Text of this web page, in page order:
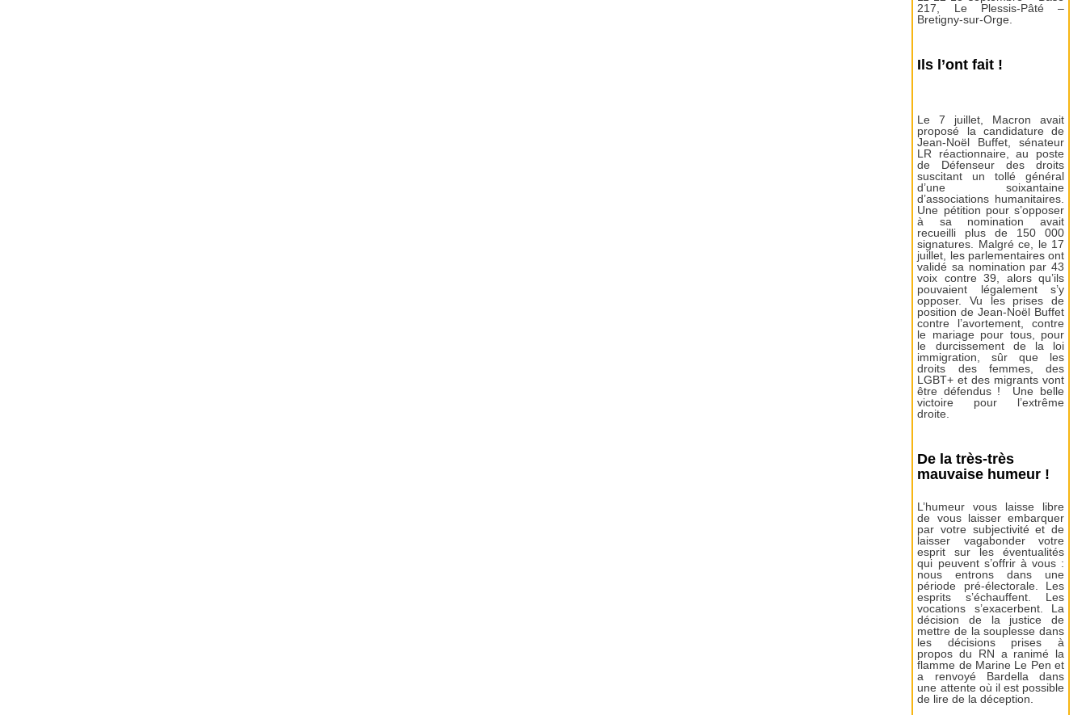
217, Le Plessis-Pâté –
Bretigny-sur-Orge.
Ils l’ont fait !
Le 7 juillet, Macron avait
proposé la candidature de
Jean-Noël Buffet, sénateur
LR réactionnaire, au poste
de Défenseur des droits
suscitant un tollé général
d’une soixantaine
d’associations humanitaires.
Une pétition pour s’opposer
à sa nomination avait
recueilli plus de 150 000
signatures. Malgré ce, le 17
juillet, les parlementaires ont
validé sa nomination par 43
voix contre 39, alors qu’ils
pouvaient légalement s’y
opposer. Vu les prises de
position de Jean-Noël Buffet
contre l’avortement, contre
le mariage pour tous, pour
le durcissement de la loi
immigration, sûr que les
droits des femmes, des
LGBT+ et des migrants vont
être défendus ! Une belle
victoire pour l’extrême
droite.
De la très-très
mauvaise humeur !
L’humeur vous laisse libre
de vous laisser embarquer
par votre subjectivité et de
laisser vagabonder votre
esprit sur les éventualités
qui peuvent s’offrir à vous :
nous entrons dans une
période pré-électorale. Les
esprits s’échauffent. Les
vocations s’exacerbent. La
décision de la justice de
mettre de la souplesse dans
les décisions prises à
propos du RN a ranimé la
flamme de Marine Le Pen et
a renvoyé Bardella dans
une attente où il est possible
de lire de la déception.